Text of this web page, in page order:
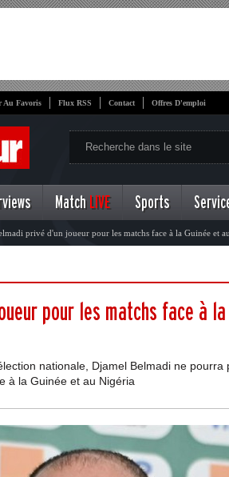
Au Favoris Flux RSS Contact Offres D'emploi
Match LIVE Sports
privé d'un joueur pour les matchs face à la Guinée et
pour les matchs face à
nationale, Djamel Belmadi ne pourra
à la Guinée et au Nigéria